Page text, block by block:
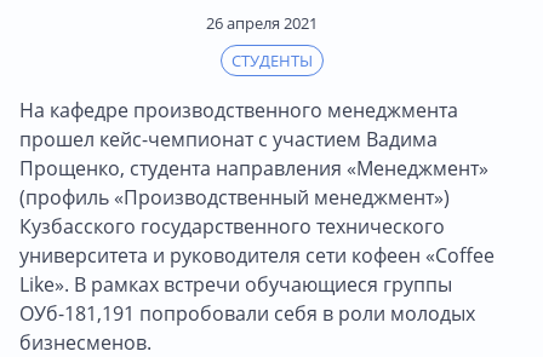
26 апреля 2021
СТУДЕНТЫ
На кафедре производственного менеджмента
прошел кейс-чемпионат с участием Вадима
Прощенко, студента направления «Менеджмент»
(профиль «Производственный менеджмент»)
Кузбасского государственного технического
университета и руководителя сети кофеен «Coffee
Like». В рамках встречи обучающиеся группы
ОУб-181,191 попробовали себя в роли молодых
бизнесменов.